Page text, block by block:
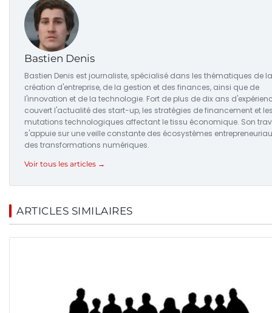
Bastien Denis
Bastien Denis est journaliste, spécialisé dans les thématiques de la
création d'entreprise, de la gestion et des finances, ainsi que de
l'innovation et de la technologie. Fort de plus de dix ans
couvert l'actualité des start-up, les stratégies de financement et
mutations technologiques affectant le tissu économique. Son
s'appuie sur une veille constante des écosystèmes
des transformations numériques.
Voir tous les articles →
ARTICLES SIMILAIRES